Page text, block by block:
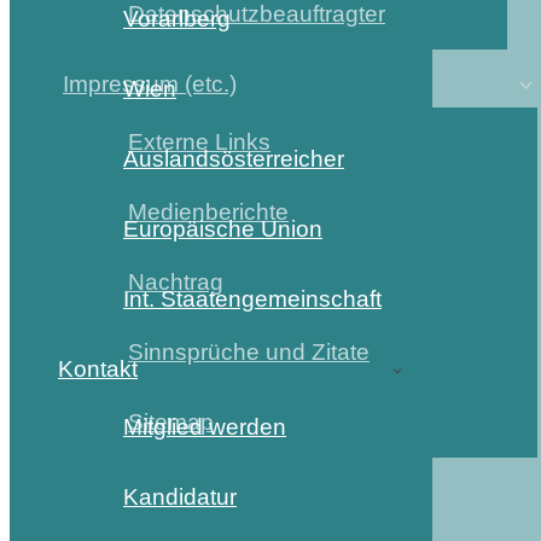
Datenschutzbeauftragter
Impressum (etc.)
Externe Links
Medienberichte
Nachtrag
Sinnsprüche und Zitate
Sitemap
Vorarlberg
Wien
Auslandsösterreicher
Europäische Union
Int. Staatengemeinschaft
Kontakt
Mitglied werden
Kandidatur